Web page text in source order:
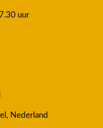
uur
Nederland